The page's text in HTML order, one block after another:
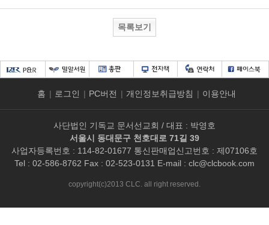
목록보기
홈 | 로그인 | PC버전 | 개인정보취급방침 | 이용안내
사단법인 기독교 문서선교회 / 대표 : 박영호
서울시 동대문구 천호대로 71길 39
사업자등록번호 : 114-82-01677 통신판매업신고번호 : 제07106호
Tel : 02-586-8762 Fax : 02-523-0131 E-mail : clc@clcbook.com
copyright(c)2013 CLC. all right reserved.